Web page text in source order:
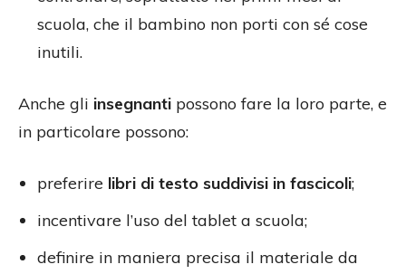
scuola, che il bambino non porti con sé cose
inutili.
Anche gli insegnanti possono fare la loro parte, e
in particolare possono:
preferire libri di testo suddivisi in fascicoli;
incentivare l’uso del tablet a scuola;
definire in maniera precisa il materiale da